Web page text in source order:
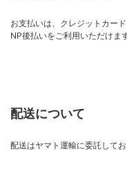
お支払いは、クレジットカー
NP後払いをご利用いただけます
配送について
配送はヤマト運輸に委託してお